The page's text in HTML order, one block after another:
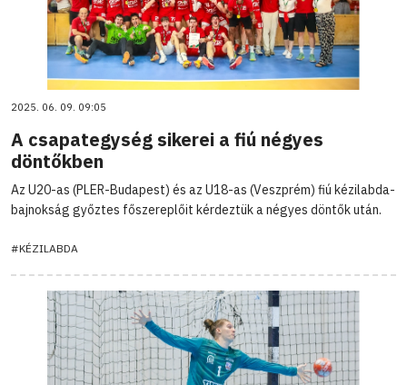
2025. 06. 09. 09:05
A csapategység sikerei a fiú négyes
döntőkben
Az U20-as (PLER-Budapest) és az U18-as (Veszprém) fiú kézilabda-
bajnokság győztes főszereplőit kérdeztük a négyes döntők után.
#KÉZILABDA